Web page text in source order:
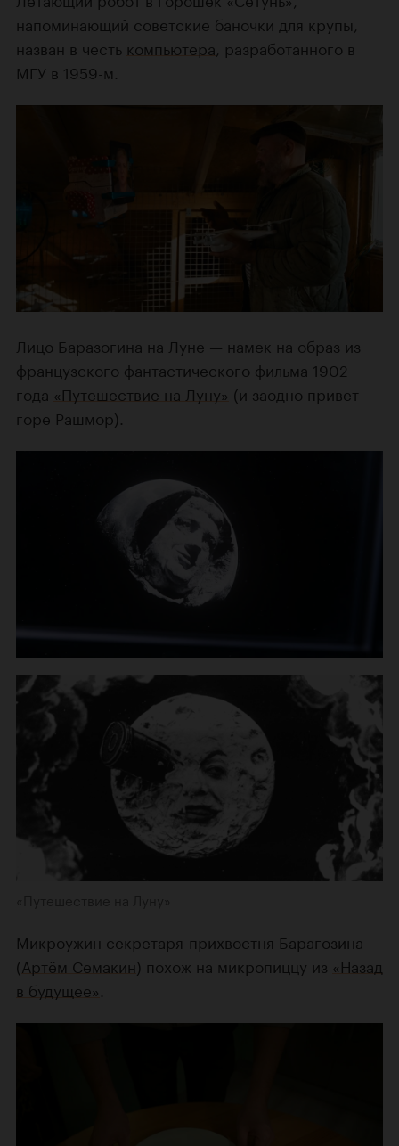
напоминающий советские баночки для крупы,
назван в честь компьютера , разработанного в
МГУ в 1959-м.
Лицо Баразогина на Луне — намек на образ из
французского фантастического фильма 1902
года «Путешествие на Луну» (и заодно привет
горе Рашмор).
Микроужин секретаря-прихвостня Барагозина
(Артём Семакин) похож на микропиццу из «Назад
в будущее».